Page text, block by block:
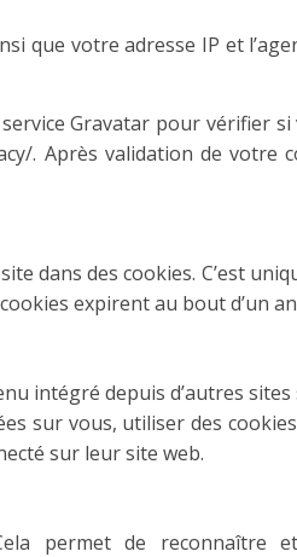
que votre adresse IP et
Gravatar pour vérifier
. Après validation de votre
dans des cookies. C’est
expirent au bout d’un
intégré depuis d’autres
sur vous, utiliser des
sur leur site web.
permet de reconnaître